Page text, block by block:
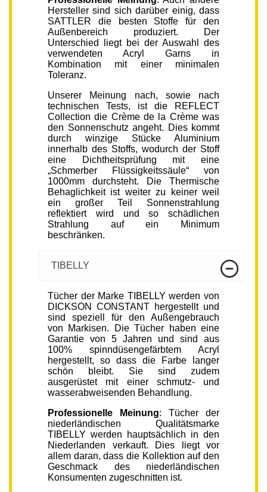
Hersteller sind sich darüber einig, dass
SATTLER die besten Stoffe für den
Außenbereich produziert. Der
Unterschied liegt bei der Auswahl des
verwendeten Acryl Garns in
Kombination mit einer minimalen
Toleranz.
Unserer Meinung nach, sowie nach
technischen Tests, ist die REFLECT
Collection die Crème de la Crème was
den Sonnenschutz angeht. Dies kommt
durch winzige Stücke Aluminium
innerhalb des Stoffs, wodurch der Stoff
eine Dichtheitsprüfung mit eine
„Schmerber Flüssigkeitssäule“ von
1000mm durchsteht. Die Thermische
Behaglichkeit ist weiter zu keiner weil
ein großer Teil Sonnenstrahlung
reflektiert wird und so schädlichen
Strahlung auf ein Minimum
beschränken.
TIBELLY
Tücher der Marke TIBELLY werden von
DICKSON CONSTANT hergestellt und
sind speziell für den Außengebrauch
von Markisen. Die Tücher haben eine
Garantie von 5 Jahren und sind aus
100% spinndüsengefärbtem Acryl
hergestellt, so dass die Farbe langer
schön bleibt. Sie sind zudem
ausgerüstet mit einer schmutz- und
wasserabweisenden Behandlung.
Professionelle Meinung: Tücher der
niederländischen Qualitätsmarke
TIBELLY werden hauptsächlich in den
Niederlanden verkauft. Dies liegt vor
allem daran, dass die Kollektion auf den
Geschmack des niederländischen
Konsumenten zugeschnitten ist.